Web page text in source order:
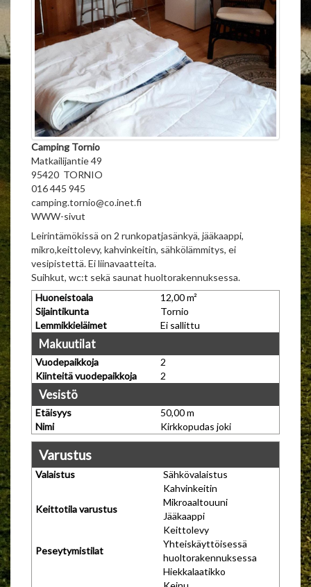
Camping Tornio
Matkailijantie 49
95420 TORNIO
016 445 945
camping.tornio@co.inet.fi
WWW-sivut
Leirintämökissä on 2 runkopatjasänkyä, jääkaappi,
mikro,keittolevy, kahvinkeitin, sähkölämmitys, ei
vesipistettä. Ei liinavaatteita.
Suihkut, wc:t sekä saunat huoltorakennuksessa.
Huoneistoala
12,00 m²
Sijaintikunta
Tornio
Lemmikkieläimet
Ei sallittu
Makuutilat
Vuodepaikkoja
2
Kiinteitä vuodepaikkoja
2
Vesistö
Etäisyys
50,00 m
Nimi
Kirkkopudas joki
Varustus
Valaistus Sähkövalaistus
Keittotila varustus
Kahvinkeitin
Mikroaaltouuni
Jääkaappi
Keittolevy
Peseytymistilat
Yhteiskäyttöisessä
huoltorakennuksessa
Hiekkalaatikko